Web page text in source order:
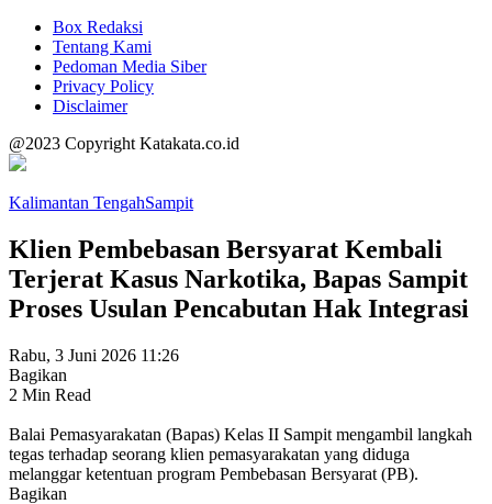
Box Redaksi
Tentang Kami
Pedoman Media Siber
Privacy Policy
Disclaimer
@2023 Copyright Katakata.co.id
Kalimantan TengahSampit
Klien Pembebasan Bersyarat Kembali
Terjerat Kasus Narkotika, Bapas Sampit
Proses Usulan Pencabutan Hak Integrasi
Rabu, 3 Juni 2026 11:26
Bagikan
2 Min Read
Balai Pemasyarakatan (Bapas) Kelas II Sampit mengambil langkah
tegas terhadap seorang klien pemasyarakatan yang diduga
melanggar ketentuan program Pembebasan Bersyarat (PB).
Bagikan